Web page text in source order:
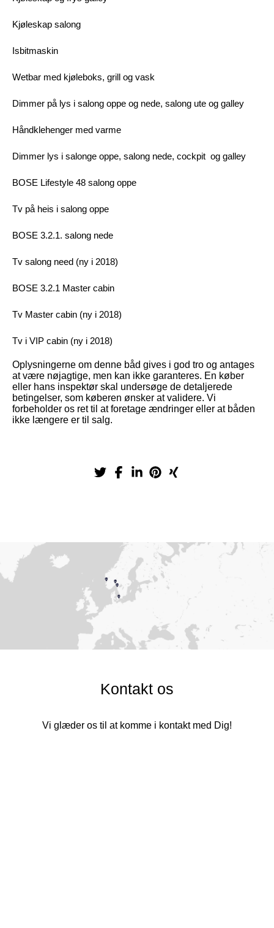
Kjøleskap salong
Isbitmaskin
Wetbar med kjøleboks, grill og vask
Dimmer på lys i salong oppe og nede, salong ute og galley
Håndklehenger med varme
Dimmer lys i salonge oppe, salong nede, cockpit og galley
BOSE Lifestyle 48 salong oppe
Tv på heis i salong oppe
BOSE 3.2.1. salong nede
Tv salong need (ny i 2018)
BOSE 3.2.1 Master cabin
Tv Master cabin (ny i 2018)
Tv i VIP cabin (ny i 2018)
Oplysningerne om denne båd gives i god tro og antages
at være nøjagtige, men kan ikke garanteres. En køber
eller hans inspektør skal undersøge de detaljerede
betingelser, som køberen ønsker at validere. Vi
forbeholder os ret til at foretage ændringer eller at båden
ikke længere er til salg.
Kontakt os
Vi glæder os til at komme i kontakt med Dig!